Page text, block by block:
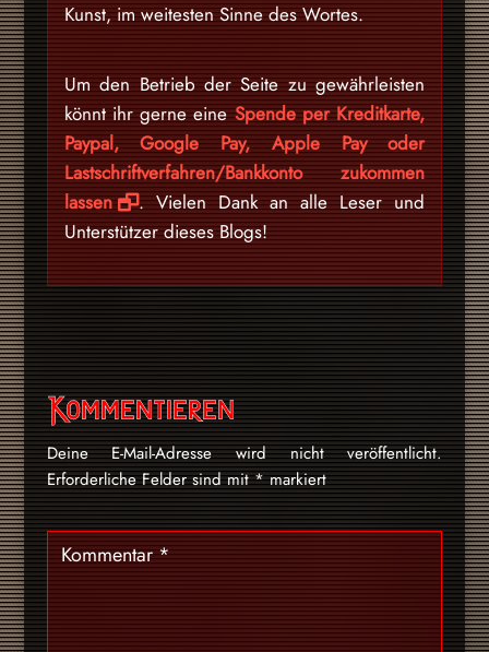
Kunst, im weitesten Sinne des Wortes.
Um den Betrieb der Seite zu gewährleisten
könnt ihr gerne eine Spende per Kreditkarte,
Paypal, Google Pay, Apple Pay oder
Lastschriftverfahren/Bankkonto zukommen
lassen
. Vielen Dank an alle Leser und
Unterstützer dieses Blogs!
Kommentieren
Deine E-Mail-Adresse wird nicht veröffentlicht.
Erforderliche Felder sind mit*markiert